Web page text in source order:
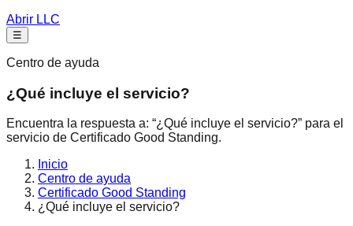
Abrir LLC
☰
Centro de ayuda
¿Qué incluye el servicio?
Encuentra la respuesta a: “¿Qué incluye el servicio?” para el
servicio de Certificado Good Standing.
Inicio
Centro de ayuda
Certificado Good Standing
¿Qué incluye el servicio?